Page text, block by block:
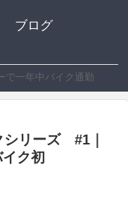
ブログ
で一年中バイク通勤
シリーズ #1｜
ク初